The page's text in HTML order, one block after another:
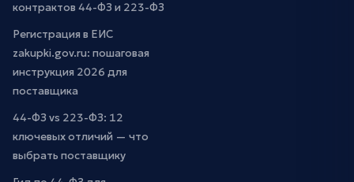
контрактов 44-ФЗ и 223-ФЗ
Регистрация в ЕИС
zakupki.gov.ru: пошаговая
инструкция 2026 для
поставщика
44-ФЗ vs 223-ФЗ: 12
ключевых отличий — что
выбрать поставщику